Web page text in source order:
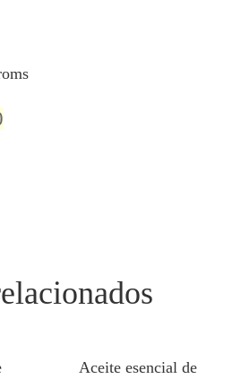
Aceite esencial de